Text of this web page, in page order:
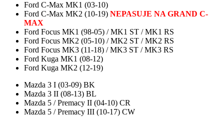
Ford C-Max MK1 (03-10)
Ford C-Max MK2 (10-19) NEPASUJE NA GRAND C-
MAX
Ford Focus MK1 (98-05) / MK1 ST / MK1 RS
Ford Focus MK2 (05-10) / MK2 ST / MK2 RS
Ford Focus MK3 (11-18) / MK3 ST / MK3 RS
Ford Kuga MK1 (08-12)
Ford Kuga MK2 (12-19)
Mazda 3 I (03-09) BK
Mazda 3 II (08-13) BL
Mazda 5 / Premacy II (04-10) CR
Mazda 5 / Premacy III (10-17) CW